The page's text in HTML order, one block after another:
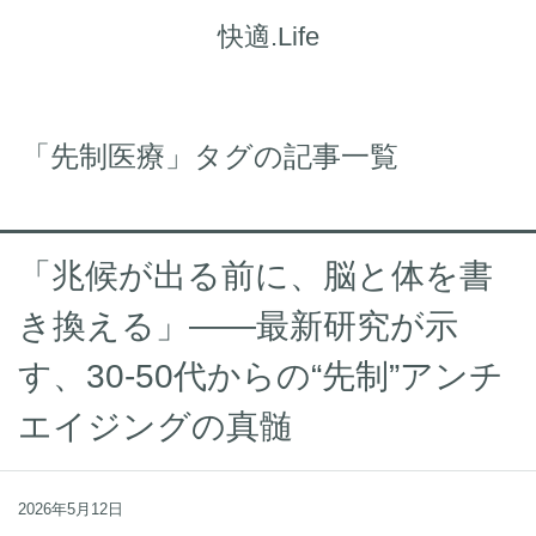
快適.Life
「先制医療」タグの記事一覧
「兆候が出る前に、脳と体を書
き換える」――最新研究が示
す、30-50代からの“先制”アンチ
エイジングの真髄
2026年5月12日